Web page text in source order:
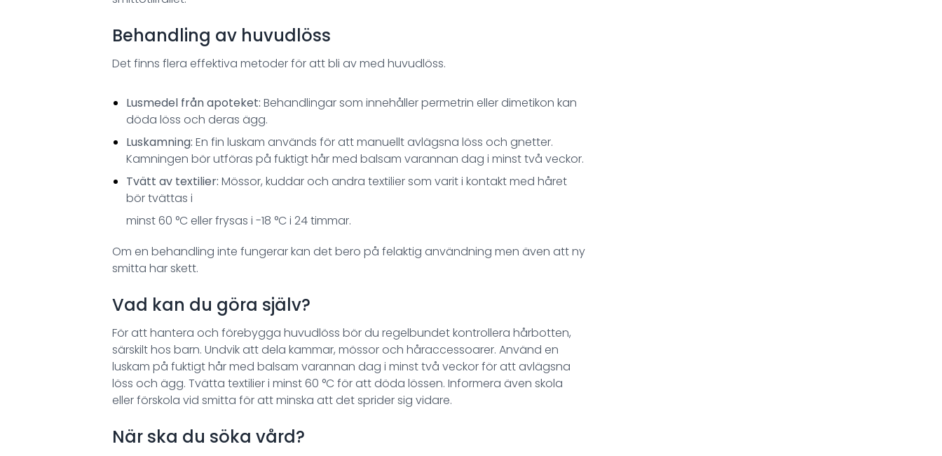
Behandling av huvudlöss
Det finns flera effektiva metoder för att bli av med huvudlöss.
Lusmedel från apoteket: Behandlingar som innehåller permetrin eller dimetikon kan
döda löss och deras ägg.
Luskamning: En fin luskam används för att manuellt avlägsna löss och gnetter.
Kamningen bör utföras på fuktigt hår med balsam varannan dag i minst två veckor.
Tvätt av textilier: Mössor, kuddar och andra textilier som varit i kontakt med håret
bör tvättas i
minst 60 °C eller frysas i -18 °C i 24 timmar.
Om en behandling inte fungerar kan det bero på felaktig användning men även att ny
smitta har skett.
Vad kan du göra själv?
För att hantera och förebygga huvudlöss bör du regelbundet kontrollera hårbotten,
särskilt hos barn. Undvik att dela kammar, mössor och håraccessoarer. Använd en
luskam på fuktigt hår med balsam varannan dag i minst två veckor för att avlägsna
löss och ägg. Tvätta textilier i minst 60 °C för att döda lössen. Informera även skola
eller förskola vid smitta för att minska att det sprider sig vidare.
När ska du söka vård?